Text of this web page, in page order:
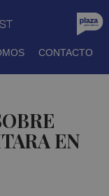
CONTACTO
EN